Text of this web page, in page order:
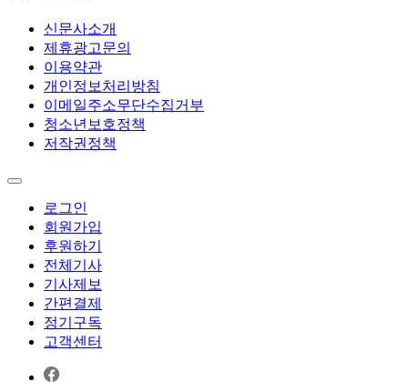
신문사소개
제휴광고문의
이용약관
개인정보처리방침
이메일주소무단수집거부
청소년보호정책
저작권정책
로그인
회원가입
후원하기
전체기사
기사제보
간편결제
정기구독
고객센터